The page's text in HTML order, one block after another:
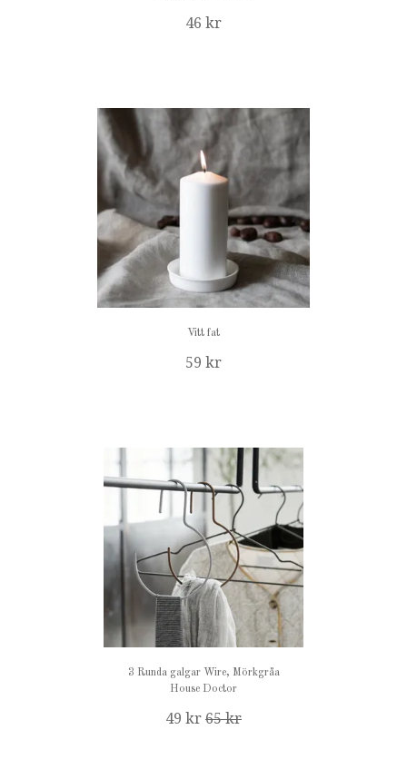
46 kr
Vitt fat
59 kr
3 Runda galgar Wire, Mörkgråa
House Doctor
49 kr 65 kr